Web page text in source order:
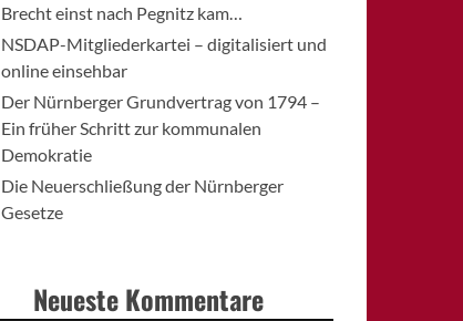
Brecht einst nach Pegnitz kam…
NSDAP-Mitgliederkartei – digitalisiert und
online einsehbar
Der Nürnberger Grundvertrag von 1794 –
Ein früher Schritt zur kommunalen
Demokratie
Die Neuerschließung der Nürnberger
Gesetze
Neueste Kommentare